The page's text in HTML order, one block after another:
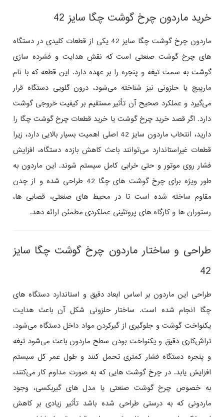
خرید ماردون چرخ گوشت چگا سایز 42
ماردون چرخ گوشت چگا سایز 42 یکی از قطعات کلیدی در دستگاه‌
های چرخ گوشت صنعتی است که نقش هدایت و فشرده‌ سازی
گوشت به سمت تیغه و پنجره را بر عهده دارد. این قطعه که با نام
مارپیچ یا حلزونی نیز شناخته می‌شود، درون گلویی دستگاه قرار
می‌گیرد و عملکرد صحیح آن تأثیر مستقیم بر کیفیت خروجی گوشت
دارد. اگر قصد خرید چرخ گوشت یا خرید قطعات چرخ گوشت چگا را
دارید، انتخاب ماردون سایز 42 اصلی اهمیت بسیار بالایی دارد، زیرا
قطعات غیراستاندارد می‌توانند باعث کاهش بازده دستگاه، افزایش
فشار روی موتور و حتی خرابی کامل سیستم شوند. این ماردون به‌
طور ویژه برای چرخ گوشت‌ های چگا 42 طراحی شده و از چدن
مقاوم ساخته شده است تا در محیط‌ های صنعتی، قصابی‌ ها،
رستوران‌ ها و کارگاه‌ های پروتئینی عملکردی مطمئن ارائه دهد.
طراحی و ساختار ماردون چرخ گوشت چگا سایز
42
طراحی این ماردون بر اساس ابعاد دقیق و استاندارد دستگاه‌ های
چگا انجام شده است. ساختار حلزونی شکل آن باعث هدایت
یکنواخت گوشت و جلوگیری از گیرکردن مواد داخل دستگاه می‌شود.
تراش‌کاری دقیق و یکنواخت بودن سطح ماردون باعث می‌شود تیغه
و پنجره دستگاه فشار کمتری تحمل کنند و طول عمر کل سیستم
افزایش یابد. در چرخ گوشت‌ هایی که به‌ صورت مداوم کار می‌کنند،
به‌ خصوص چرخ گوشت صنعتی یا مدل‌ های گیربکسی، وجود
ماردونی که به‌ درستی طراحی شده باشد تأثیر زیادی بر کاهش